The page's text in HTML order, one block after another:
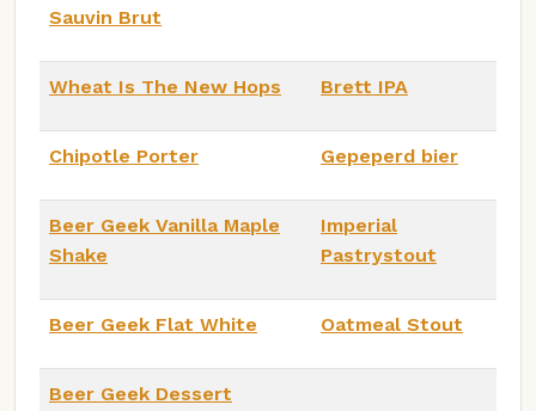
Sauvin Brut
Wheat Is The New Hops Brett IPA
Chipotle Porter Gepeperd bier
Beer Geek Vanilla Maple
Shake
Imperial
Pastrystout
Beer Geek Flat White Oatmeal Stout
Beer Geek Dessert